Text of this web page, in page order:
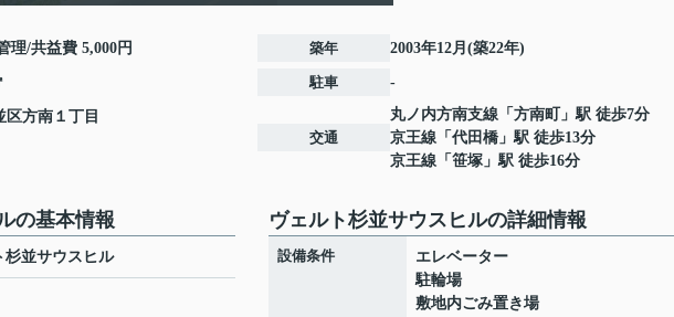
理/共益費 5,000円
区方南 １丁目
築年 2003年12月(築22年)
駐車 -
交通
丸ノ内方南支線 「 方南町
」駅 徒歩7分
京王線 「 代田橋 」駅 徒歩13分
京王線 「 笹塚 」駅 徒歩16分
の基本情報
杉並サウスヒル
ヴェルト杉並サウスヒルの詳細情報
設備条件
エレベーター
駐輪場
敷地内ごみ置き場